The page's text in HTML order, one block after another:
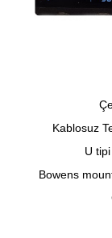
Kablosuz
U
Bowens